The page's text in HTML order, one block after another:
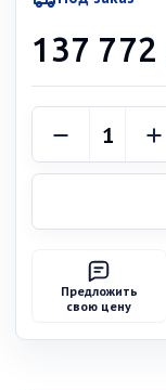
137 772
Предложить
свою цену